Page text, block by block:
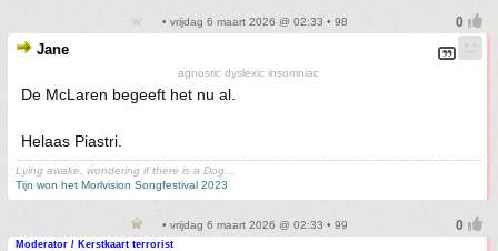
• vrijdag 6 maart 2026 @ 02:33 • 98
Jane
agnostic dyslexic insomniac
De McLaren begeeft het nu al.
Helaas Piastri.
Lying awake, wondering if there is a Dog...
Tijn won het Morlvision Songfestival 2023
• vrijdag 6 maart 2026 @ 02:33 • 99
Moderator / Kerstkaart terrorist